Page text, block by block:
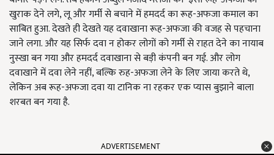
खुराक देने लगे, लू और गर्मी से बचाने में हमदर्द का रूह-अफजा कमाल का
साबित हुआ. देखते ही देखते यह दवाखाना रूह-अफजा की वजह से पहचाना
जाने लगा. और यह सिर्फ दवा न होकर लोगों को गर्मी से राहत देने का नायाब
नुस्खा बन गया और हमदर्द दवाखाना से बड़ी कंपनी बन गई. और लोग
दवाखाने में दवा लेने नहीं, बल्कि रुह-अफजा लेने के लिए जाया करते थे,
लेकिन अब रूह-अफजा दवा या टानिक ना रहकर एक प्यास बुझाने बाला
शरबत बन गया है.
ADVERTISEMENT